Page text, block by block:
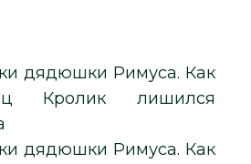
дядюшки Римуса. Как
Кролик лишился
дядюшки Римуса. Как